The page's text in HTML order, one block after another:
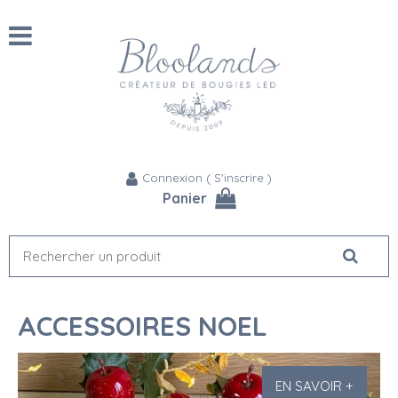
Connexion ( S'inscrire )
Panier
ACCESSOIRES NOEL
EN SAVOIR +